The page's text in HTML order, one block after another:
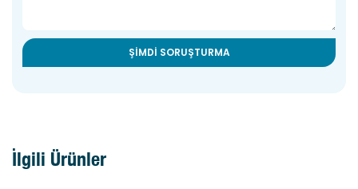
ŞIMDI SORUŞTURMA
İlgili Ürünler